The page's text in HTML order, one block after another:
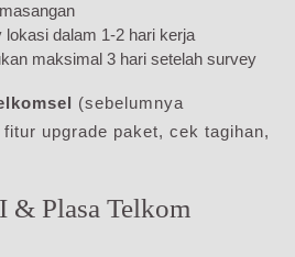
lokasi dalam 1-2 hari kerja
maksimal 3 hari setelah survey
(sebelumnya
upgrade paket, cek tagihan,
& Plasa Telkom